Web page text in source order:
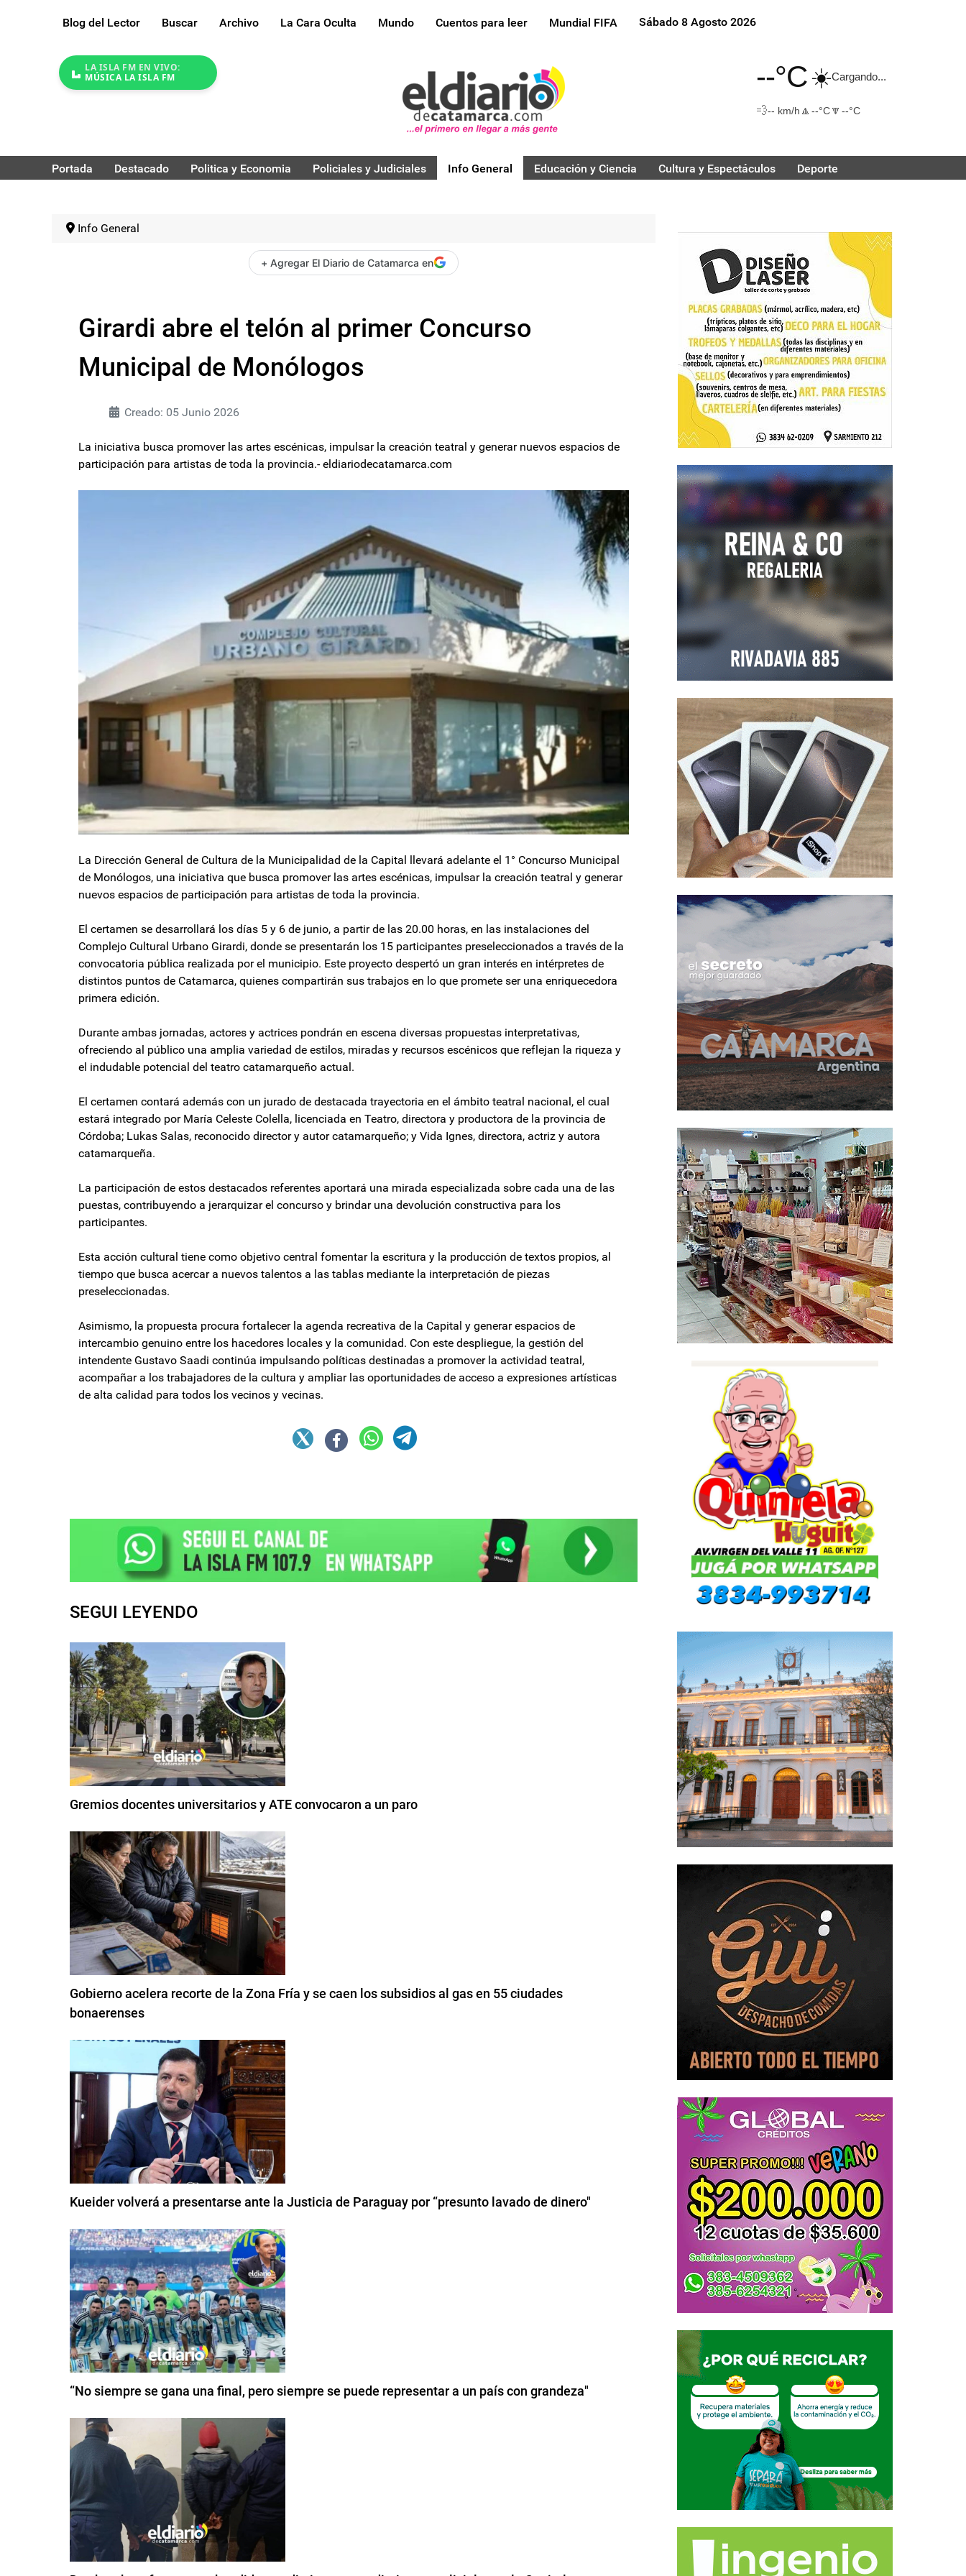
Blog del Lector Buscar Archivo La Cara Oculta Mundo Cuentos para leer Mundial FIFA Sábado 8 Agosto 2026
LA ISLA FM EN VIVO:
MÚSICA LA ISLA FM
--°C☀️Cargando...
💨-- km/h 🔼 --°C🔽 --°C
Portada Destacado Politica y Economia Policiales y Judiciales Info General Educación y Ciencia Cultura y Espectáculos Deporte
Info General
+ Agregar El Diario de Catamarca en
Girardi abre el telón al primer Concurso
Municipal de Monólogos
Creado: 05 Junio 2026
La iniciativa busca promover las artes escénicas, impulsar la creación teatral y generar nuevos espacios de
participación para artistas de toda la provincia.- eldiariodecatamarca.com
La Dirección General de Cultura de la Municipalidad de la Capital llevará adelante el 1° Concurso Municipal
de Monólogos, una iniciativa que busca promover las artes escénicas, impulsar la creación teatral y generar
nuevos espacios de participación para artistas de toda la provincia.
El certamen se desarrollará los días 5 y 6 de junio, a partir de las 20.00 horas, en las instalaciones del
Complejo Cultural Urbano Girardi, donde se presentarán los 15 participantes preseleccionados a través de la
convocatoria pública realizada por el municipio. Este proyecto despertó un gran interés en intérpretes de
distintos puntos de Catamarca, quienes compartirán sus trabajos en lo que promete ser una enriquecedora
primera edición.
Durante ambas jornadas, actores y actrices pondrán en escena diversas propuestas interpretativas,
ofreciendo al público una amplia variedad de estilos, miradas y recursos escénicos que reflejan la riqueza y
el indudable potencial del teatro catamarqueño actual.
El certamen contará además con un jurado de destacada trayectoria en el ámbito teatral nacional, el cual
estará integrado por María Celeste Colella, licenciada en Teatro, directora y productora de la provincia de
Córdoba; Lukas Salas, reconocido director y autor catamarqueño; y Vida Ignes, directora, actriz y autora
catamarqueña.
La participación de estos destacados referentes aportará una mirada especializada sobre cada una de las
puestas, contribuyendo a jerarquizar el concurso y brindar una devolución constructiva para los
participantes.
Esta acción cultural tiene como objetivo central fomentar la escritura y la producción de textos propios, al
tiempo que busca acercar a nuevos talentos a las tablas mediante la interpretación de piezas
preseleccionadas.
Asimismo, la propuesta procura fortalecer la agenda recreativa de la Capital y generar espacios de
intercambio genuino entre los hacedores locales y la comunidad. Con este despliegue, la gestión del
intendente Gustavo Saadi continúa impulsando políticas destinadas a promover la actividad teatral,
acompañar a los trabajadores de la cultura y ampliar las oportunidades de acceso a expresiones artísticas
de alta calidad para todos los vecinos y vecinas.
SEGUI LEYENDO
Gremios docentes universitarios y ATE convocaron a un paro
Gobierno acelera recorte de la Zona Fría y se caen los subsidios al gas en 55 ciudades
bonaerenses
Kueider volverá a presentarse ante la Justicia de Paraguay por “presunto lavado de dinero"
“No siempre se gana una final, pero siempre se puede representar a un país con grandeza"